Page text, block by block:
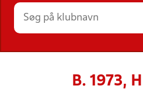
B. 1973,